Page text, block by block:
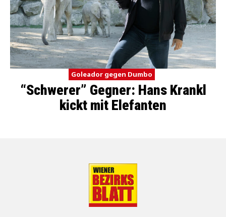
Goleador gegen Dumbo
“Schwerer” Gegner: Hans Krankl
kickt mit Elefanten